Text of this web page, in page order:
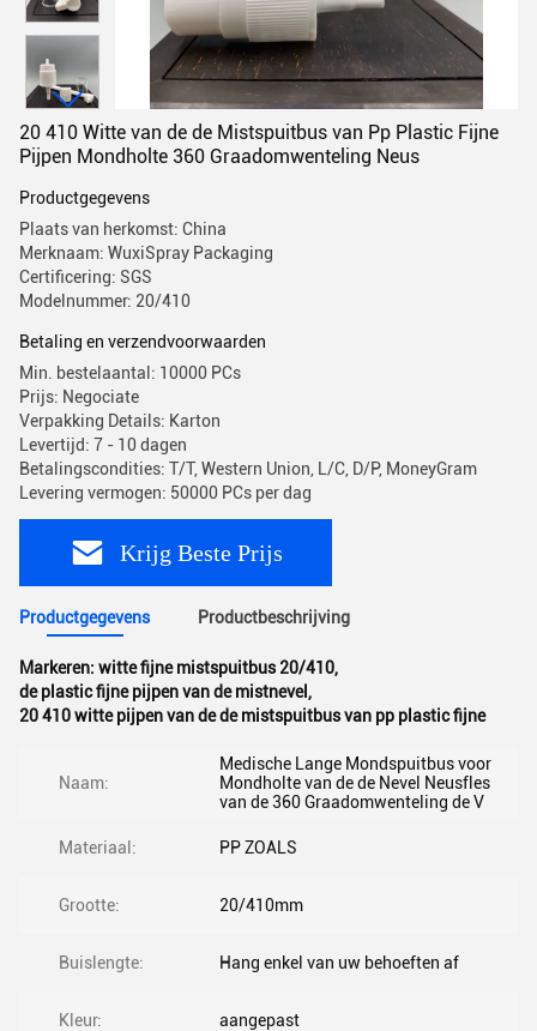
20 410 Witte van de de Mistspuitbus van Pp Plastic Fijne
Pijpen Mondholte 360 Graadomwenteling Neus
Productgegevens
Plaats van herkomst: China
Merknaam: WuxiSpray Packaging
Certificering: SGS
Modelnummer: 20/410
Betaling en verzendvoorwaarden
Min. bestelaantal: 10000 PCs
Prijs: Negociate
Verpakking Details: Karton
Levertijd: 7 - 10 dagen
Betalingscondities: T/T, Western Union, L/C, D/P, MoneyGram
Levering vermogen: 50000 PCs per dag
Krijg Beste Prijs
Productgegevens Productbeschrijving
Markeren: witte fijne mistspuitbus 20/410,
de plastic fijne pijpen van de mistnevel,
20 410 witte pijpen van de de mistspuitbus van pp plastic fijne
Naam:
Medische Lange Mondspuitbus voor
Mondholte van de de Nevel Neusfles
van de 360 Graadomwenteling de V
Materiaal: PP ZOALS
Grootte: 20/410mm
Buislengte: Hang enkel van uw behoeften af
Kleur: aangepast